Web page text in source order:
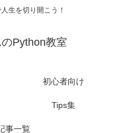
生を切り開こう！
Python教室
初心者向け
Tips集
事一覧